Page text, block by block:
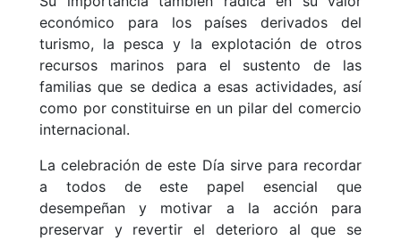
económico para los países derivados del
turismo, la pesca y la explotación de otros
recursos marinos para el sustento de las
familias que se dedica a esas actividades, así
como por constituirse en un pilar del comercio
internacional.
La celebración de este Día sirve para recordar
a todos de este papel esencial que
desempeñan y motivar a la acción para
preservar y revertir el deterioro al que se